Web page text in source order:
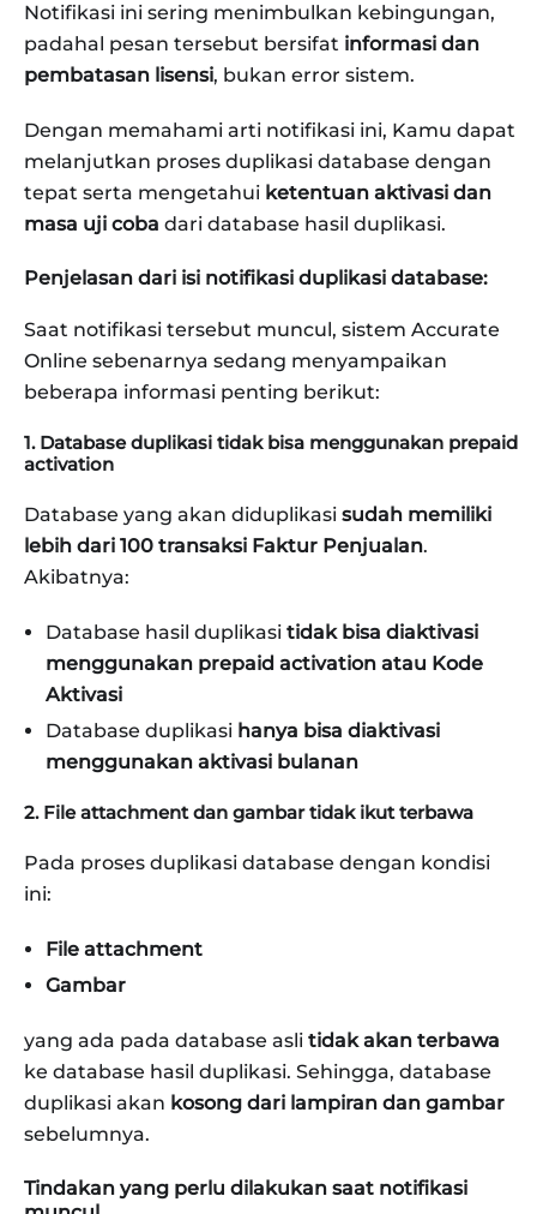
Notifikasi ini sering menimbulkan kebingungan,
padahal pesan tersebut bersifat informasi dan
pembatasan lisensi, bukan error sistem.
Dengan memahami arti notifikasi ini, Kamu dapat
melanjutkan proses duplikasi database dengan
tepat serta mengetahui ketentuan aktivasi dan
masa uji coba dari database hasil duplikasi.
Penjelasan dari isi notifikasi duplikasi database:
Saat notifikasi tersebut muncul, sistem Accurate
Online sebenarnya sedang menyampaikan
beberapa informasi penting berikut:
1. Database duplikasi tidak bisa menggunakan prepaid
activation
Database yang akan diduplikasi sudah memiliki
lebih dari 100 transaksi Faktur Penjualan.
Akibatnya:
Database hasil duplikasi tidak bisa diaktivasi
menggunakan prepaid activation atau Kode
Aktivasi
Database duplikasi hanya bisa diaktivasi
menggunakan aktivasi bulanan
2. File attachment dan gambar tidak ikut terbawa
Pada proses duplikasi database dengan kondisi
ini:
File attachment
Gambar
yang ada pada database asli tidak akan terbawa
ke database hasil duplikasi. Sehingga, database
duplikasi akan kosong dari lampiran dan gambar
sebelumnya.
Tindakan yang perlu dilakukan saat notifikasi